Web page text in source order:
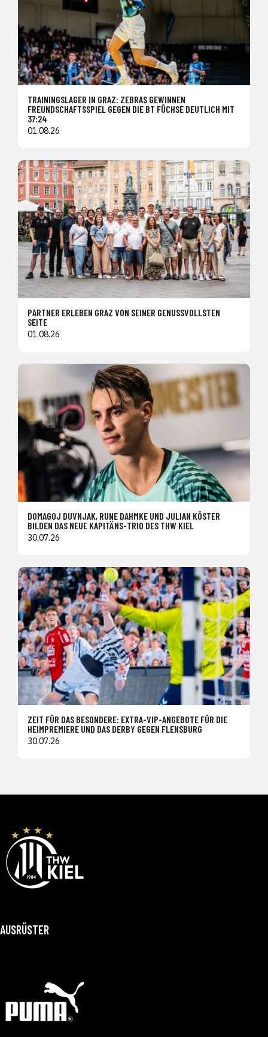
TRAININGSLAGER IN GRAZ: ZEBRAS GEWINNEN
FREUNDSCHAFTSSPIEL GEGEN DIE BT FÜCHSE DEUTLICH MIT
37:24
01.08.26
PARTNER ERLEBEN GRAZ VON SEINER GENUSSVOLLSTEN
SEITE
01.08.26
DOMAGOJ DUVNJAK, RUNE DAHMKE UND JULIAN KÖSTER
BILDEN DAS NEUE KAPITÄNS-TRIO DES THW KIEL
30.07.26
ZEIT FÜR DAS BESONDERE: EXTRA-VIP-ANGEBOTE FÜR DIE
HEIMPREMIERE UND DAS DERBY GEGEN FLENSBURG
30.07.26
AUSRÜSTER